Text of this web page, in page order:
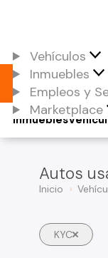
Vehículos
Inmuebles
Empleos y
Marketplace
Inmuebles
Autos
Inicio
KYC